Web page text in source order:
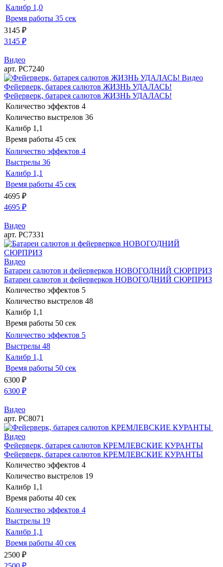
Калибр 1,0
Время работы 35 сек
3145 ₽
3145 ₽
Видео
арт. РС7240
Видео
Фейерверк, батарея салютов ЖИЗНЬ УДАЛАСЬ!
Фейерверк, батарея салютов ЖИЗНЬ УДАЛАСЬ!
Количество эффектов 4
Количество выстрелов 36
Калибр 1,1
Время работы 45 сек
Количество эффектов 4
Выстрелы 36
Калибр 1,1
Время работы 45 сек
4695 ₽
4695 ₽
Видео
арт. РС7331
Видео
Батареи салютов и фейерверков НОВОГОДНИЙ СЮРПРИЗ
Батареи салютов и фейерверков НОВОГОДНИЙ СЮРПРИЗ
Количество эффектов 5
Количество выстрелов 48
Калибр 1,1
Время работы 50 сек
Количество эффектов 5
Выстрелы 48
Калибр 1,1
Время работы 50 сек
6300 ₽
6300 ₽
Видео
арт. РС8071
Видео
Фейерверк, батарея салютов КРЕМЛЕВСКИЕ КУРАНТЫ
Фейерверк, батарея салютов КРЕМЛЕВСКИЕ КУРАНТЫ
Количество эффектов 4
Количество выстрелов 19
Калибр 1,1
Время работы 40 сек
Количество эффектов 4
Выстрелы 19
Калибр 1,1
Время работы 40 сек
2500 ₽